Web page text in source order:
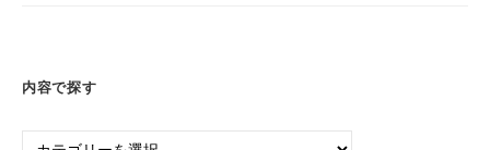
内容で探す
内